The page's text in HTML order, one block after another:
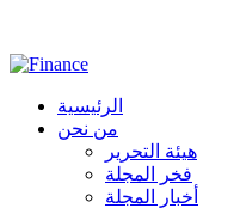
الرئيسية
من نحن
هيئة التحرير
فخر المجلة
أخبار المجلة